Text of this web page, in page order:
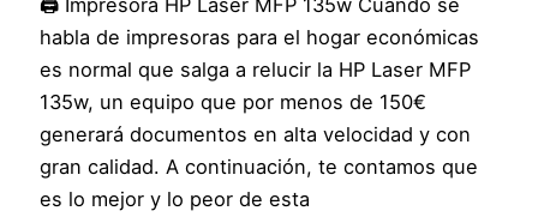
habla de impresoras para el hogar económicas
es normal que salga a relucir la HP Laser MFP
135w, un equipo que por menos de 150€
generará documentos en alta velocidad y con
gran calidad. A continuación, te contamos que
es lo mejor y lo peor de esta